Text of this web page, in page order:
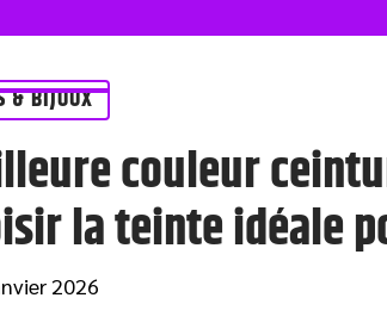
& BIJOUX
couleur
la teinte idéale
2026